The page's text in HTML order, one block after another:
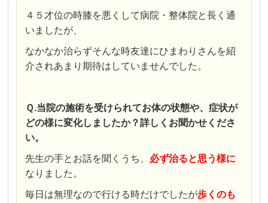
４５才位の時膝を悪くして病院・整体院と長く通
いましたが、
なかなか治らずそんな時友達にひまわりさんを紹
介されあまり期待はしていませんでした。
Ｑ.当院の施術を受けられてお体の状態や、症状が
どの様に変化しましたか？詳しくお聞かせくださ
い。
先生の手とお話を聞くうち、 必ず治ると思う様に
なりました。
毎日は無理なので行ける時だけでしたが歩くのも